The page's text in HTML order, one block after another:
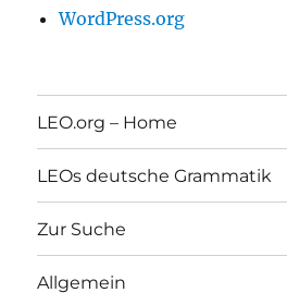
WordPress.org
LEO.org – Home
LEOs deutsche Grammatik
Zur Suche
Allgemein